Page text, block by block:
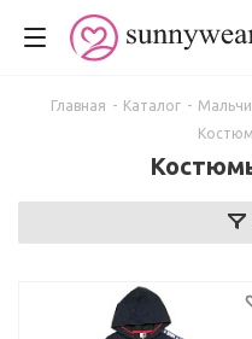
Главная - Каталог -